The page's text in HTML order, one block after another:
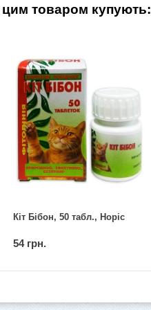
товаром купують:
Кіт Бібон, 50 табл., Норіс
54 грн.